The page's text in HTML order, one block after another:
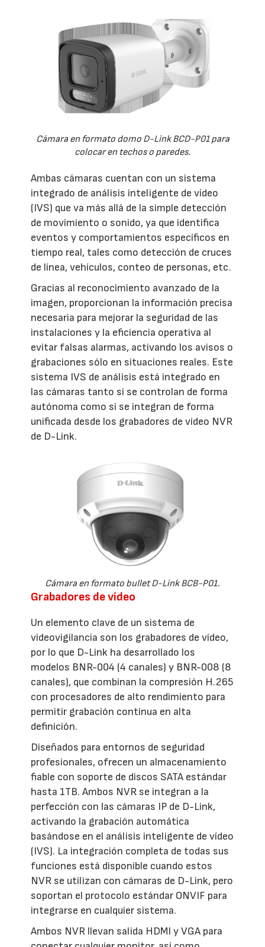
Cámara en formato domo D-Link BCD-P01 para
colocar en techos o paredes.
Ambas cámaras cuentan con un sistema
integrado de análisis inteligente de vídeo
(IVS) que va más allá de la simple detección
de movimiento o sonido, ya que identifica
eventos y comportamientos específicos en
tiempo real, tales como detección de cruces
de línea, vehículos, conteo de personas, etc.
Gracias al reconocimiento avanzado de la
imagen, proporcionan la información precisa
necesaria para mejorar la seguridad de las
instalaciones y la eficiencia operativa al
evitar falsas alarmas, activando los avisos o
grabaciones sólo en situaciones reales. Este
sistema IVS de análisis está integrado en
las cámaras tanto si se controlan de forma
autónoma como si se integran de forma
unificada desde los grabadores de vídeo NVR
de D-Link.
Cámara en formato bullet D-Link BCB-P01.
Grabadores de vídeo
Un elemento clave de un sistema de
videovigilancia son los grabadores de vídeo,
por lo que D-Link ha desarrollado los
modelos BNR-004 (4 canales) y BNR-008 (8
canales), que combinan la compresión H.265
con procesadores de alto rendimiento para
permitir grabación continua en alta
definición.
Diseñados para entornos de seguridad
profesionales, ofrecen un almacenamiento
fiable con soporte de discos SATA estándar
hasta 1TB. Ambos NVR se integran a la
perfección con las cámaras IP de D-Link,
activando la grabación automática
basándose en el análisis inteligente de vídeo
(IVS). La integración completa de todas sus
funciones está disponible cuando estos
NVR se utilizan con cámaras de D-Link, pero
soportan el protocolo estándar ONVIF para
integrarse en cualquier sistema.
Ambos NVR llevan salida HDMI y VGA para